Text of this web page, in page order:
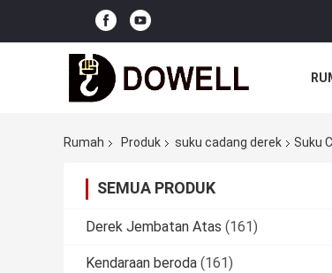
Rumah Produk suku cadang derek Suku
SEMUA PRODUK
Derek Jembatan Atas (161)
Kendaraan beroda (161)